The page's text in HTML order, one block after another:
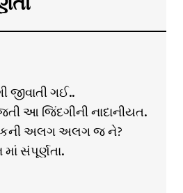
જીવાતી ગઈ..
આ જિંદગીની નાદાનીયત.
અલગ અલગ જ ને?
સંપૂર્ણતા.